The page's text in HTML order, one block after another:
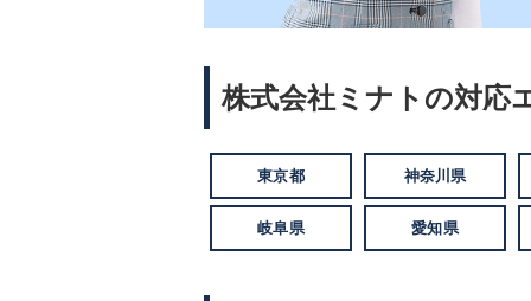
株式会社ミナトの対応
東京都 神奈川県
岐阜県 愛知県